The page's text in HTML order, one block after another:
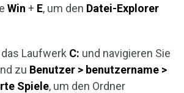
Win + E, um den Datei-Explorer
Laufwerk C: und navigieren Sie
zu Benutzer > benutzername >
Spiele, um den Ordner